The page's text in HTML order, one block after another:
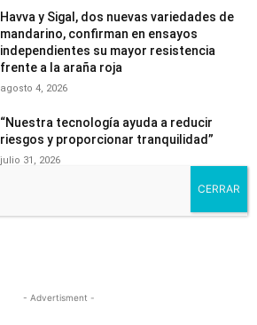
Havva y Sigal, dos nuevas variedades de
mandarino, confirman en ensayos
independientes su mayor resistencia
frente a la araña roja
agosto 4, 2026
“Nuestra tecnología ayuda a reducir
riesgos y proporcionar tranquilidad”
julio 31, 2026
- Advertisment -